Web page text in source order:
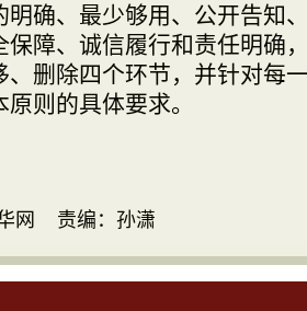
明确、最少够用、公开告知
保障、诚信履行和责任明确
、删除四个环节，并针对每
则的具体要求。
华网 责编：孙潇